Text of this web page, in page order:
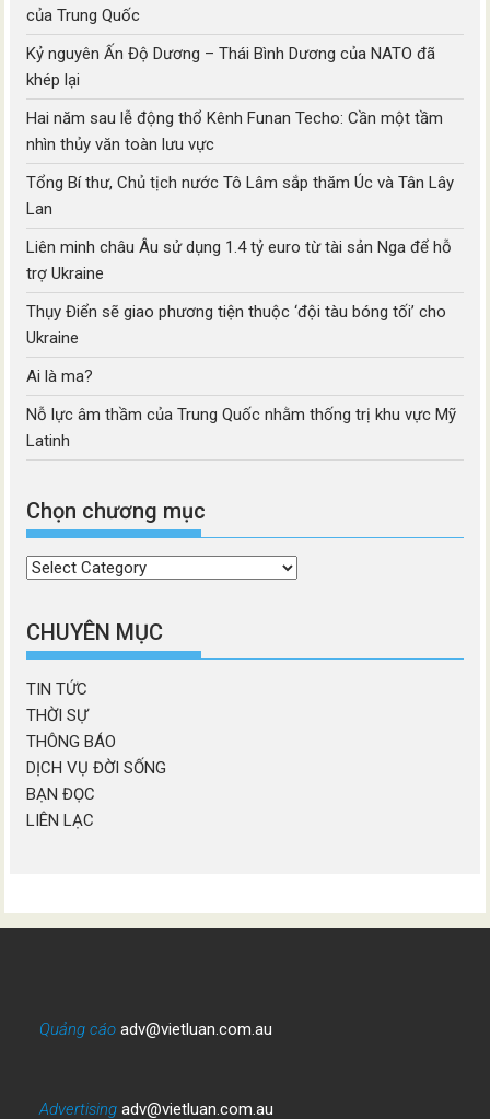
của Trung Quốc
Kỷ nguyên Ấn Độ Dương – Thái Bình Dương của NATO đã
khép lại
Hai năm sau lễ động thổ Kênh Funan Techo: Cần một tầm
nhìn thủy văn toàn lưu vực
Tổng Bí thư, Chủ tịch nước Tô Lâm sắp thăm Úc và Tân Lây
Lan
Liên minh châu Âu sử dụng 1.4 tỷ euro từ tài sản Nga để hỗ
trợ Ukraine
Thụy Điển sẽ giao phương tiện thuộc ‘đội tàu bóng tối’ cho
Ukraine
Ai là ma?
Nỗ lực âm thầm của Trung Quốc nhằm thống trị khu vực Mỹ
Latinh
Chọn chương mục
Chọn
mục
CHUYÊN MỤC
TIN TỨC
THỜI SỰ
THÔNG BÁO
DỊCH VỤ ĐỜI SỐNG
BẠN ĐỌC
LIÊN LẠC
Quảng cáo adv@vietluan.com.au
Advertising adv@vietluan.com.au